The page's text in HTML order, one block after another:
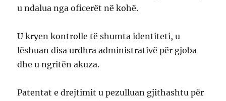
u ndalua nga oficerët në kohë.
U kryen kontrolle të shumta identiteti, u
lëshuan disa urdhra administrativë për gjoba
dhe u ngritën akuza.
Patentat e drejtimit u pezulluan gjithashtu për